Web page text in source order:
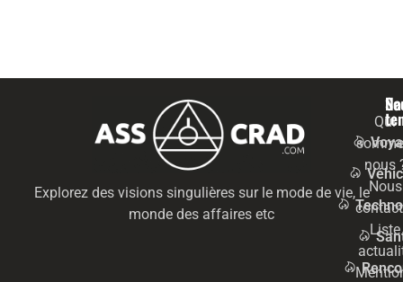
Explorez des visions singulières sur le mode de vie, le
monde des affaires etc
Qui
nous
Nous
Liste